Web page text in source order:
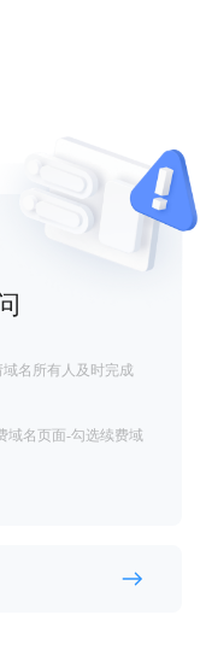
名所有人及时完成
域名页面-勾选续费域